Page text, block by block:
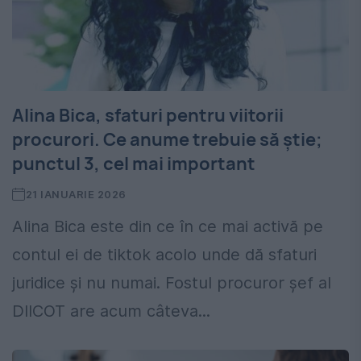
Alina Bica, sfaturi pentru viitorii
procurori. Ce anume trebuie să știe;
punctul 3, cel mai important
21 IANUARIE 2026
Alina Bica este din ce în ce mai activă pe
contul ei de tiktok acolo unde dă sfaturi
juridice și nu numai. Fostul procuror șef al
DIICOT are acum câteva...